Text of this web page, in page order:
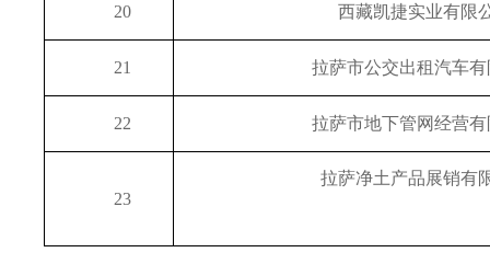
20 西藏凯捷实业有限
21 拉萨市公交出租汽车
22 拉萨市地下管网经营
23
拉萨净土产品展销有